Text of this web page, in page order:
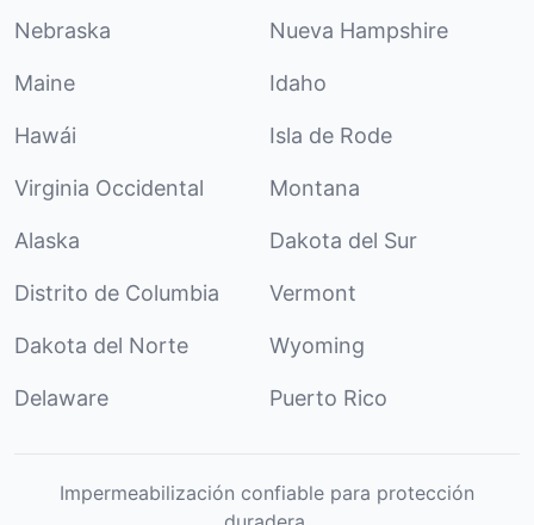
Nebraska Nueva Hampshire
Maine Idaho
Hawái Isla de Rode
Virginia Occidental Montana
Alaska Dakota del Sur
Distrito de Columbia Vermont
Dakota del Norte Wyoming
Delaware Puerto Rico
Impermeabilización confiable para protección